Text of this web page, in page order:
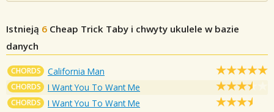
Istnieją 6 Cheap Trick Taby i chwyty ukulele w bazie
danych
CHORDS California Man
CHORDS I Want You To Want Me
CHORDS I Want You To Want Me